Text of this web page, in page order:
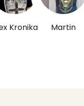
Kronika Martin